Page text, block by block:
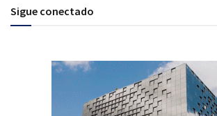
Sigue conectado